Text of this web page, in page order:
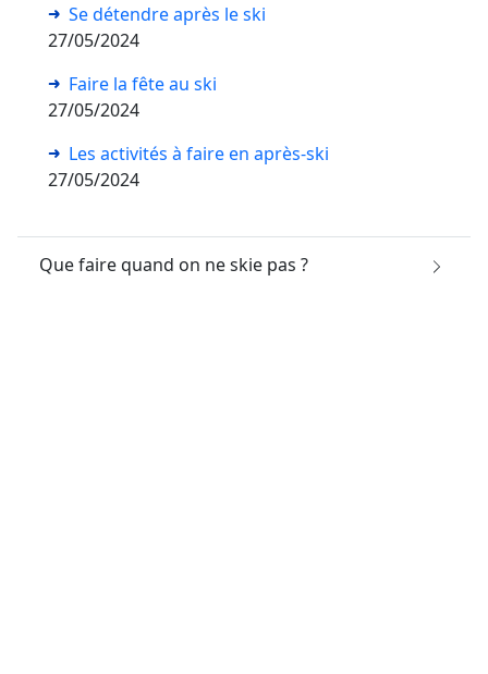
Se détendre après le ski
27/05/2024
Faire la fête au ski
27/05/2024
Les activités à faire en après-ski
27/05/2024
Que faire quand on ne skie pas ?